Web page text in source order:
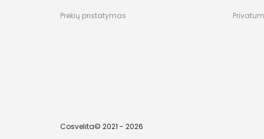
Prekių pristatymas
Cosvelita© 2021 - 2026